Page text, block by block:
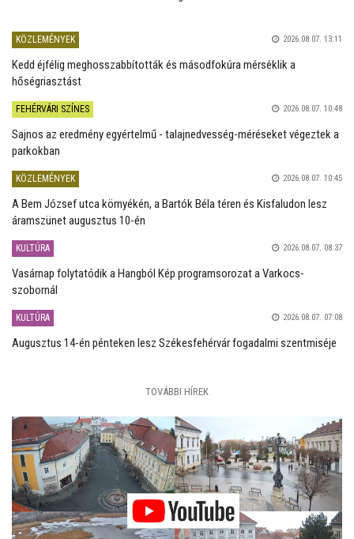
KÖZLEMÉNYEK 2026.08.07. 13:11
Kedd éjfélig meghosszabbították és másodfokúra mérséklik a
hőségriasztást
FEHÉRVÁRI SZÍNES 2026.08.07. 10:48
Sajnos az eredmény egyértelmű - talajnedvesség-méréseket végeztek a
parkokban
KÖZLEMÉNYEK 2026.08.07. 10:45
A Bem József utca környékén, a Bartók Béla téren és Kisfaludon lesz
áramszünet augusztus 10-én
KULTÚRA 2026.08.07. 08:37
Vasárnap folytatódik a Hangból Kép programsorozat a Varkocs-
szobornál
KULTÚRA 2026.08.07. 07:08
Augusztus 14-én pénteken lesz Székesfehérvár fogadalmi szentmiséje
TOVÁBBI HÍREK